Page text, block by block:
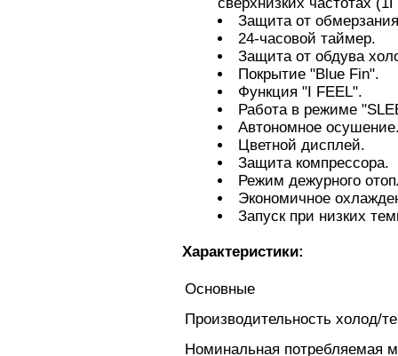
Защита oт
24-часовой таймер.
Защита от обдува
Покрытие "Blue Fin".
Функция "I FEEL".
Работа в режиме
Автономное
Цветной дисплей.
Защита компрессора.
Режим дежурного
Экономичное
Запуск при низких
Характеристики:
Основные
Производительность холод/
Номинальная потребляемая